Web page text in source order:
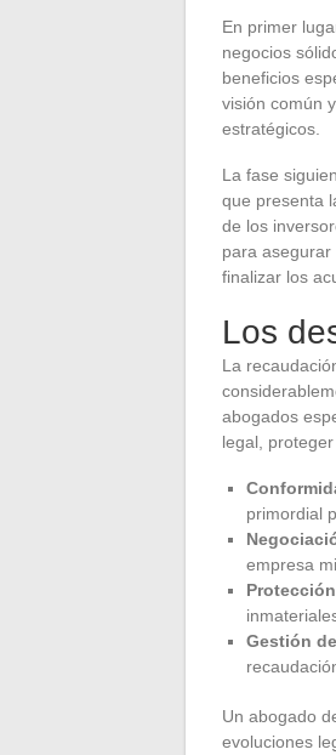
En primer
negocios
beneficios
visión común
estratégicos.
La fase
que presenta
de los
para
finalizar los
Los
La
abogados
legal,
primordial
empresa
Gestión
Un abogado
evoluciones